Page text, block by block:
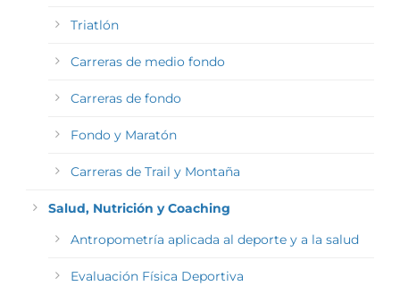
Triatlón
Carreras de medio fondo
Carreras de fondo
Fondo y Maratón
Carreras de Trail y Montaña
Salud, Nutrición y Coaching
Antropometría aplicada al deporte y a la salud
Evaluación Física Deportiva